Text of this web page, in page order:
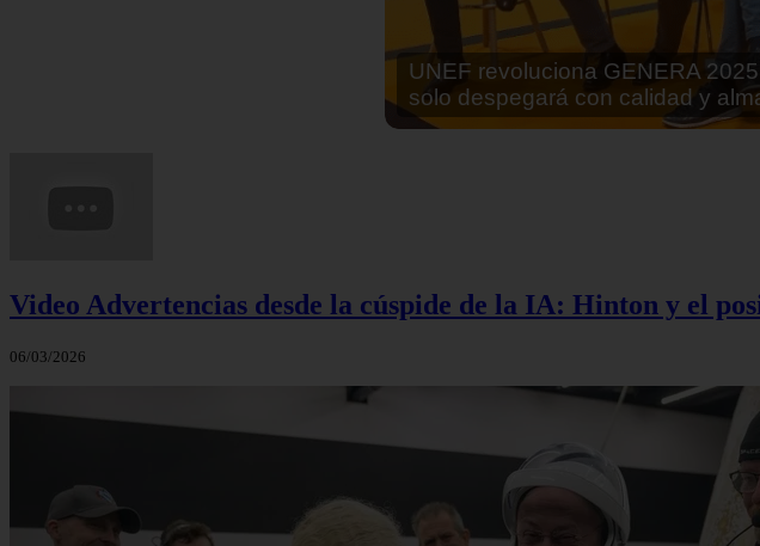
En África harán lo que parecía
cocinar sus alimentos
Video Advertencias desde la cúspide de la IA: Hinton y el
06/03/2026